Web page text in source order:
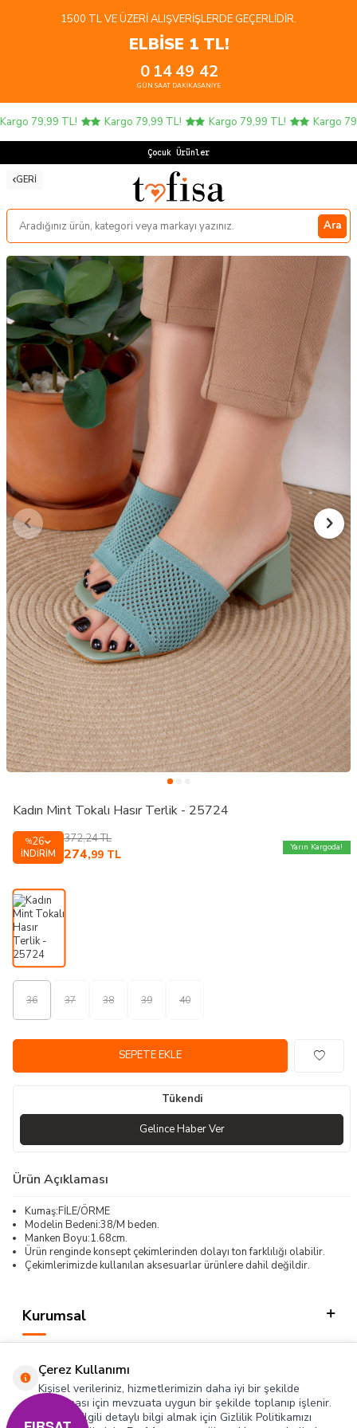
1500 TL VE ÜZERI ALIŞVERIŞLERDE GEÇERLIDIR.
ELBİSE 1 TL!
0
GÜN
14
SAAT
49
DAKIKA
41
SANIYE
79,99 TL! Kargo 79,99 TL! Kargo 79,99 TL! Kargo
Çocuk Ürünlerind
GERI
Ara
Kadın Mint Tokalı Hasır Terlik - 25724
%26
İNDIRIM
372,24TL
274,99 TL
Yarın Kargoda!
36 37 38 39 40
SEPETE EKLE
Tükendi
Gelince Haber Ver
Ürün Açıklaması
Kumaş:FİLE/ÖRME
Modelin Bedeni:38/M beden.
Manken Boyu:1.68cm.
Ürün renginde konsept çekimlerinden dolayı ton farklılığı olabilir.
Çekimlerimizde kullanılan aksesuarlar ürünlere dahil değildir.
Kurumsal
Hızlı Erişim
Sosyal
Çerez Kullanımı
Kişisel verileriniz, hizmetlerimizin daha iyi bir şekilde
sunulması için mevzuata uygun bir şekilde toplanıp işlenir.
Konuyla ilgili detaylı bilgi almak için Gizlilik Politikamızı